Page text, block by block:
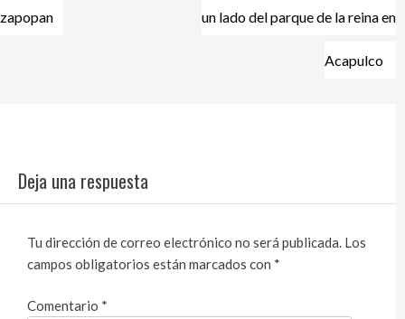
entradas
zapopan un lado del parque de la reina en
Acapulco
Deja una respuesta
Tu dirección de correo electrónico no será publicada. Los
campos obligatorios están marcados con *
Comentario *